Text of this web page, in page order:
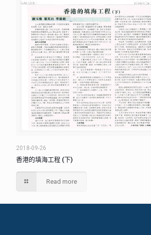
2018-09-26
香港的填海工程 (下)
Read more